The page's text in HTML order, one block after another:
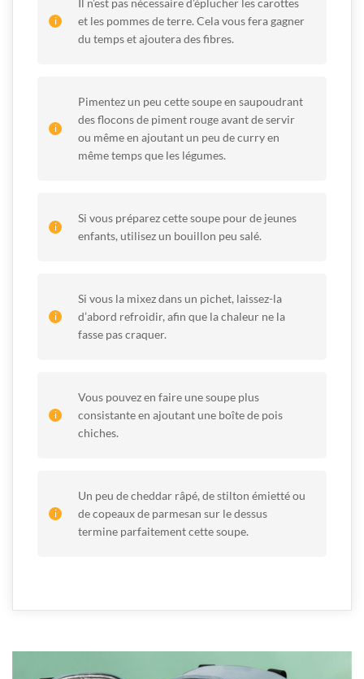
et les pommes de terre. Cela vous fera gagner
du temps et ajoutera des fibres.
Pimentez un peu cette soupe en saupoudrant
des flocons de piment rouge avant de servir
ou même en ajoutant un peu de curry en
même temps que les légumes.
Si vous préparez cette soupe pour de jeunes
enfants, utilisez un bouillon peu salé.
Si vous la mixez dans un pichet, laissez-la
d’abord refroidir, afin que la chaleur ne la
fasse pas craquer.
Vous pouvez en faire une soupe plus
consistante en ajoutant une boîte de pois
chiches.
Un peu de cheddar râpé, de stilton émietté ou
de copeaux de parmesan sur le dessus
termine parfaitement cette soupe.